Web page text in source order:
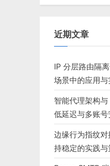
近期文章
IP 分层路由隔
场景中的应用与
智能代理架构与
低延迟与多账
边缘行为指纹
持稳定的实践与